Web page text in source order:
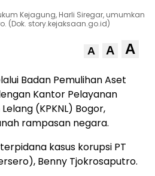
Kejagung, Harli Siregar, umumkan
(Dok. story.kejaksaan.go.id)
A A A
Badan Pemulihan Aset
Kantor Pelayanan
(KPKNL) Bogor,
rampasan negara.
kasus korupsi PT
Benny Tjokrosaputro.